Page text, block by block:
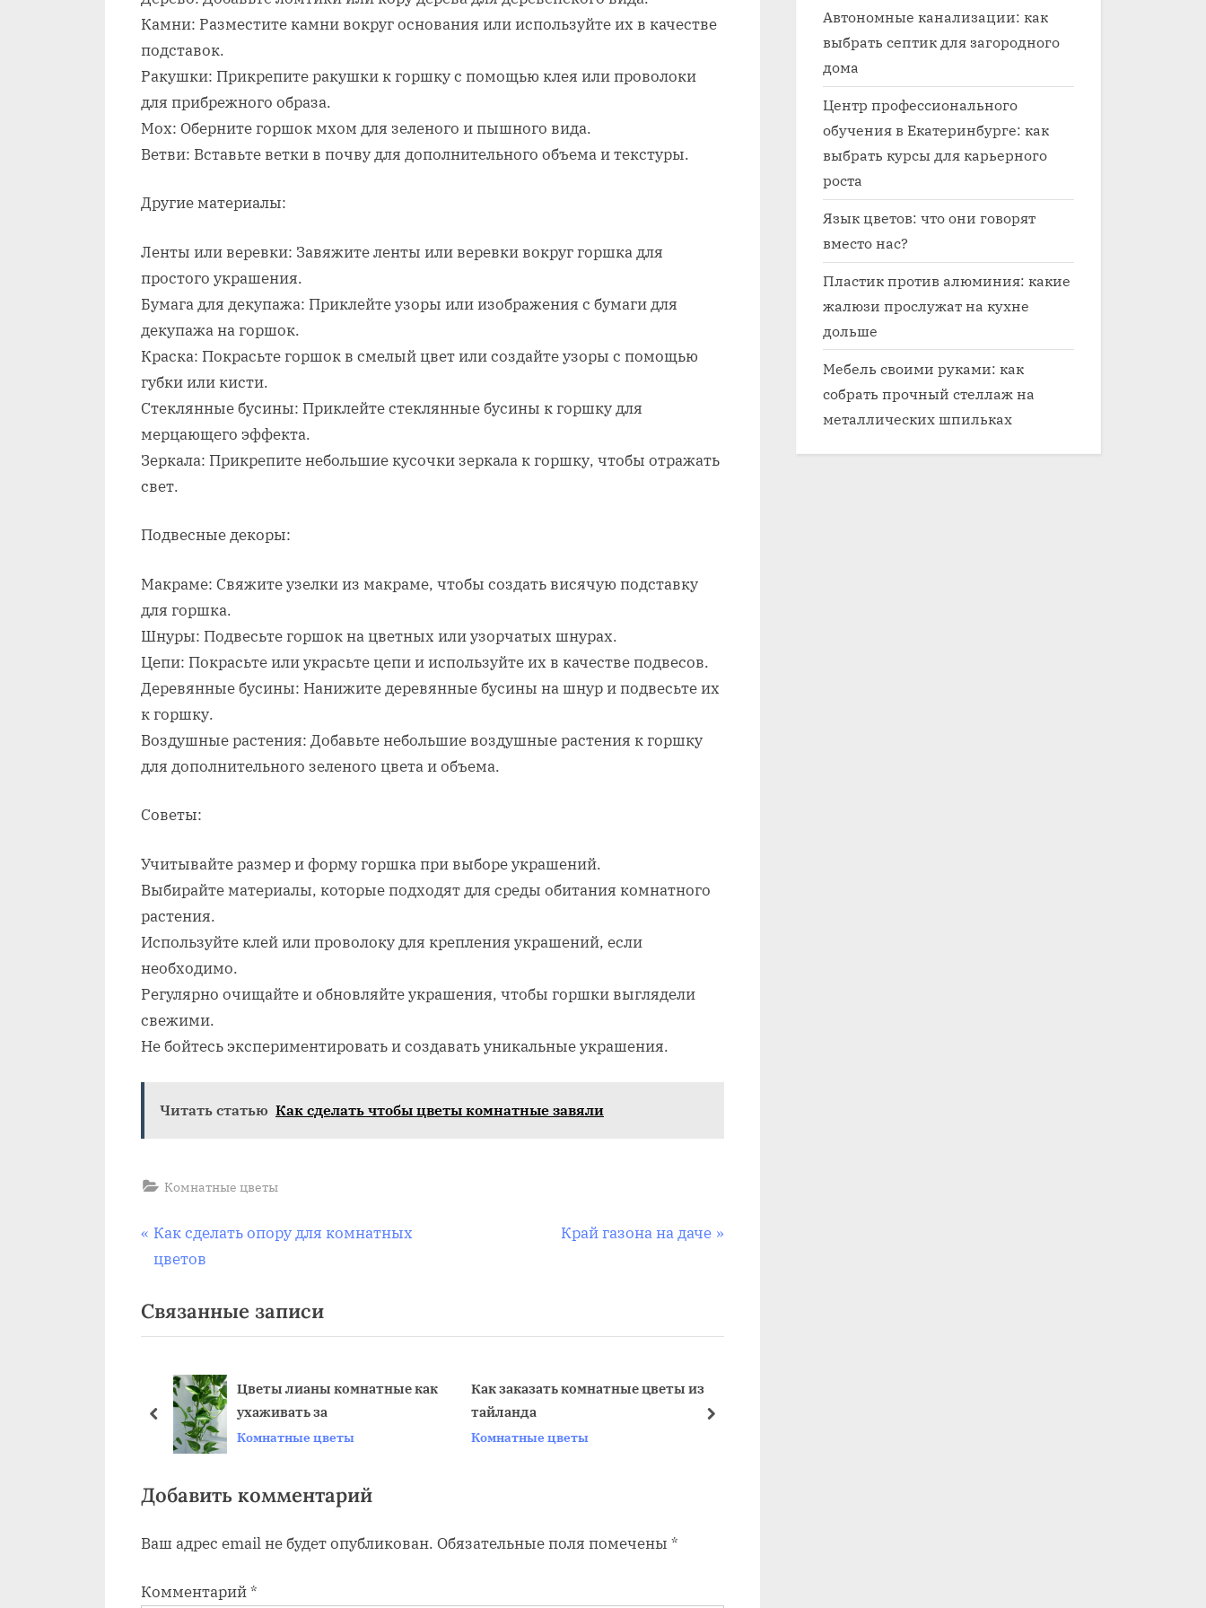
Камни: Разместите камни вокруг основания или используйте их в качестве
подставок.
Ракушки: Прикрепите ракушки к горшку с помощью клея или проволоки
для прибрежного образа.
Мох: Оберните горшок мхом для зеленого и пышного вида.
Ветви: Вставьте ветки в почву для дополнительного объема и текстуры.
Другие материалы:
Ленты или веревки: Завяжите ленты или веревки вокруг горшка для
простого украшения.
Бумага для декупажа: Приклейте узоры или изображения с бумаги для
декупажа на горшок.
Краска: Покрасьте горшок в смелый цвет или создайте узоры с помощью
губки или кисти.
Стеклянные бусины: Приклейте стеклянные бусины к горшку для
мерцающего эффекта.
Зеркала: Прикрепите небольшие кусочки зеркала к горшку, чтобы отражать
свет.
Подвесные декоры:
Макраме: Свяжите узелки из макраме, чтобы создать висячую подставку
для горшка.
Шнуры: Подвесьте горшок на цветных или узорчатых шнурах.
Цепи: Покрасьте или украсьте цепи и используйте их в качестве подвесов.
Деревянные бусины: Нанижите деревянные бусины на шнур и подвесьте их
к горшку.
Воздушные растения: Добавьте небольшие воздушные растения к горшку
для дополнительного зеленого цвета и объема.
Советы:
Учитывайте размер и форму горшка при выборе украшений.
Выбирайте материалы, которые подходят для среды обитания комнатного
растения.
Используйте клей или проволоку для крепления украшений, если
необходимо.
Регулярно очищайте и обновляйте украшения, чтобы горшки выглядели
свежими.
Не бойтесь экспериментировать и создавать уникальные украшения.
Читать статью Как сделать чтобы цветы комнатные завяли
Комнатные цветы
Навигация
записям
П
р
д
ы
щ
з
п
с
Как сделать опору для комнатных
цветов
С
у
щ
я
и
Край газона на даче
Связанные записи
Цветы лианы комнатные как
ухаживать за
Комнатные цветы
Как заказать комнатные цветы из
тайланда
Комнатные цветы
пред далее
Добавить комментарий
Ваш адрес email не будет опубликован. Обязательные поля помечены *
Комментарий*
Автономные канализации: как
выбрать септик для загородного
дома
Центр профессионального
обучения в Екатеринбурге: как
выбрать курсы для карьерного
роста
Язык цветов: что они говорят
вместо нас?
Пластик против алюминия: какие
жалюзи прослужат на кухне
дольше
Мебель своими руками: как
собрать прочный стеллаж на
металлических шпильках